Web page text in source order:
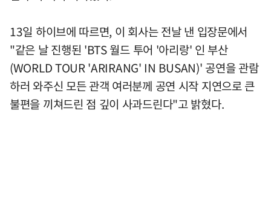
13일 하이브에 따르면, 이 회사는 전날 낸 입장문에서
"같은 날 진행된 'BTS 월드 투어 '아리랑' 인 부산
(WORLD TOUR 'ARIRANG' IN BUSAN)' 공연을 관람
하러 와주신 모든 관객 여러분께 공연 시작 지연으로 큰
불편을 끼쳐드린 점 깊이 사과드린다"고 밝혔다.